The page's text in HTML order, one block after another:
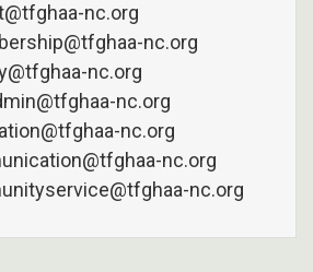
nc.org
nc.org
nc.org
nc.org
nc.org
nc.org
nc.org